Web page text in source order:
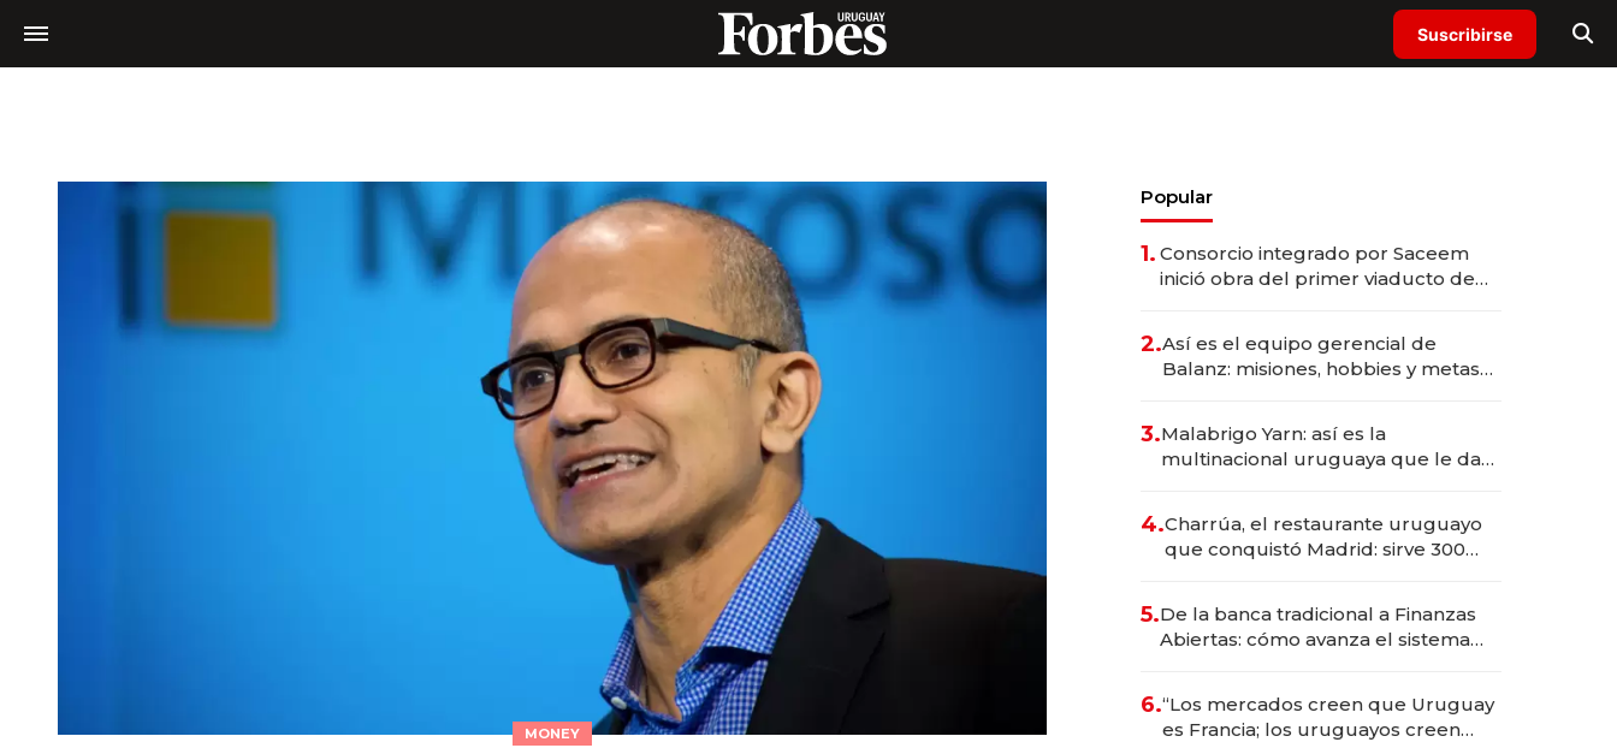
Suscribirse
MONEY
Popular
1. Consorcio integrado por Saceem
inició obra del primer viaducto de
millones
2.Así es el equipo gerencial de
Balanz: misiones, hobbies y metas
3.Malabrigo Yarn: así es la
multinacional uruguaya que le da
4.Charrúa, el restaurante uruguayo
que conquistó Madrid: sirve 300
prepara apertura
5.De la banca tradicional a Finanzas
Abiertas: cómo avanza el sistema
6.“Los mercados creen que Uruguay
es Francia; los uruguayos creen